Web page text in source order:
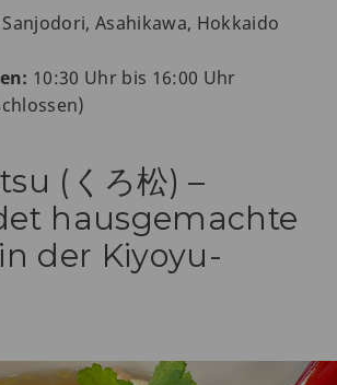
Sanjodori, Asahikawa, Hokkaido
10:30 Uhr bis 16:00 Uhr
(くろ松) –
hausgemachte
der Kiyoyu-